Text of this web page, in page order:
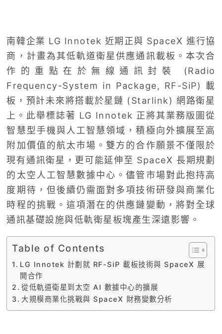
南韓企業 LG Innotek 近期正與 SpaceX 進行協
商，計畫為其低軌道衛星供應通訊載板。本次合
作的重點在於無線通訊封裝 (Radio
Frequency-System in Package, RF-SiP) 載
板，預計未來將搭載於星鏈 (Starlink) 網路衛星
上。此舉標誌著 LG Innotek 正將其業務版圖從
智慧型手機與人工智慧領域，積極向外擴展至高
附加價值的航太市場。雙方的合作願景不僅限於
現有通訊衛星，更可能延伸至 SpaceX 長期規劃
的太空人工智慧數據中心。儘管市場對此抱持高
度期待，但後續仍需面對多項技術研發與商業化
時程的挑戰。這項潛在的供應鏈變動，將對全球
通訊基礎設施與低軌衛星板塊產生深遠影響。
Table of Contents
LG Innotek 計劃就 RF-SiP 載板技術與 SpaceX 展
開合作
從低軌道衛星到太空 AI 數據中心的擴展
大規模商業化挑戰與 SpaceX 財務變數分析